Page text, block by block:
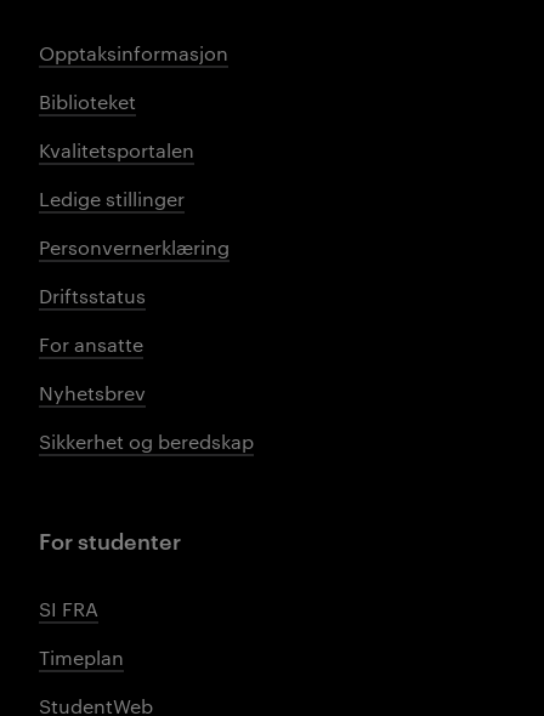
Opptaksinformasjon
Biblioteket
Kvalitetsportalen
Ledige stillinger
Personvernerklæring
Driftsstatus
For ansatte
Nyhetsbrev
Sikkerhet og beredskap
For studenter
SI FRA
Timeplan
StudentWeb